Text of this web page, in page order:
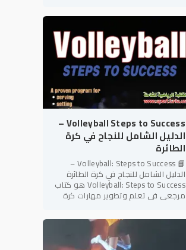
شعبية وإثارة على مستوى
Volleyball Steps to Success –
الدليل الشامل للنجاح في كرة
الطائرة
📘 Volleyball: Steps to Success –
الدليل الشامل للنجاح في كرة الطائرة
Volleyball: Steps to Success هو كتاب
مرجعي في تعلم وتطوير مهارات كرة
Success المعروفة بأسلوبها